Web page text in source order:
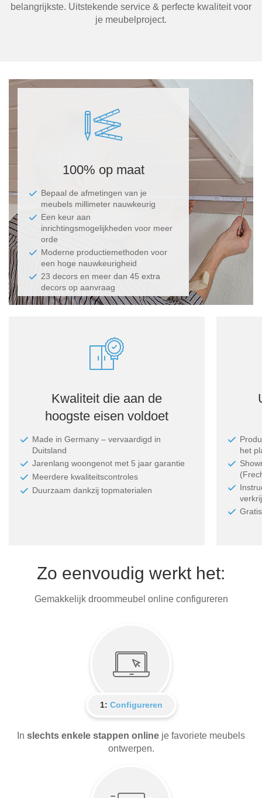
belangrijkste. Uitstekende service & perfecte kwaliteit voor
je meubelproject.
100% op maat
Bepaal de afmetingen van je
meubels millimeter nauwkeurig
Een keur aan
inrichtingsmogelijkheden voor meer
orde
Moderne productiemethoden voor
een hoge nauwkeurigheid
23 decors en meer dan 45 extra
decors op aanvraag
Kwaliteit die aan de
hoogste eisen voldoet
Made in Germany ‒ vervaardigd in
Duitsland
Jarenlang woongenot met 5 jaar garantie
Meerdere kwaliteitscontroles
Duurzaam dankzij topmaterialen
het
Zo eenvoudig werkt het:
Gemakkelijk droommeubel online configureren
1: Configureren
In slechts enkele stappen online je favoriete meubels
ontwerpen.